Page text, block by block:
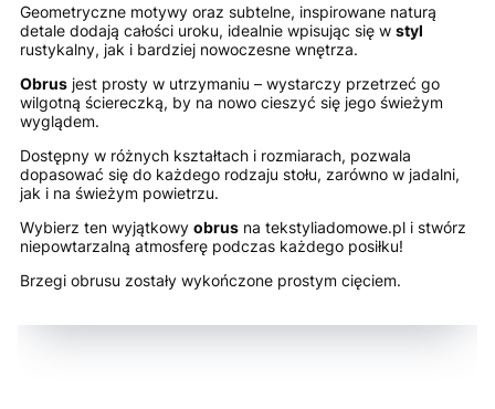
Geometryczne motywy oraz subtelne, inspirowane naturą
detale dodają całości uroku, idealnie wpisując się w styl
rustykalny, jak i bardziej nowoczesne wnętrza.
Obrus jest prosty w utrzymaniu – wystarczy przetrzeć go
wilgotną ściereczką, by na nowo cieszyć się jego świeżym
wyglądem.
Dostępny w różnych kształtach i rozmiarach, pozwala
dopasować się do każdego rodzaju stołu, zarówno w jadalni,
jak i na świeżym powietrzu.
Wybierz ten wyjątkowy obrus na tekstyliadomowe.pl i stwórz
niepowtarzalną atmosferę podczas każdego posiłku!
Brzegi obrusu zostały wykończone prostym cięciem.